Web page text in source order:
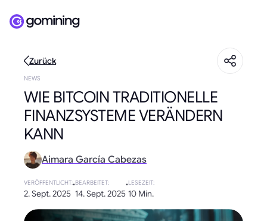
Zurück
NEWS
WIE BITCOIN TRADITIONELLE
FINANZSYSTEME VERÄNDERN
KANN
Aimara García Cabezas
VERÖFFENTLICHT:
2. Sept. 2025
·BEARBEITET:
14. Sept. 2025
·LESEZEIT:
10 Min.